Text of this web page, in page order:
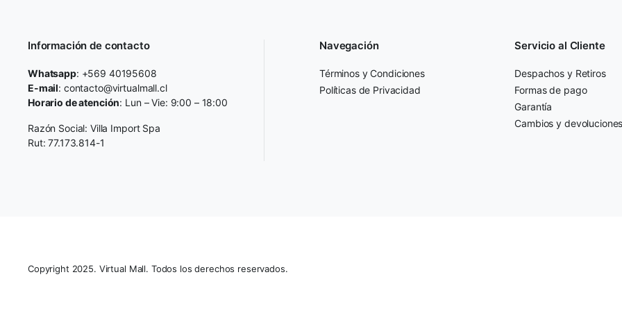
Información de contacto
Whatsapp: +569 40195608
E-mail: contacto@virtualmall.cl
Horario de atención: Lun – Vie: 9:00 – 18:00
Razón Social: Villa Import Spa
Rut: 77.173.814-1
Navegación
Términos y Condiciones
Políticas de Privacidad
Servicio al Cliente
Despachos y Retiros
Formas de pago
Garantía
Cambios y
Copyright 2025. Virtual Mall. Todos los derechos reservados.